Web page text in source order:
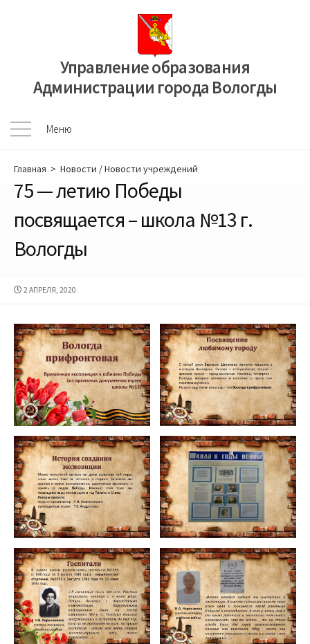
Управление образования
Администрации города Вологды
Меню
Меню
Главная > Новости /Новости учреждений
75 — летию Победы
посвящается – школа №13 г.
Вологды
ДАТА
2 АПРЕЛЯ, 2020